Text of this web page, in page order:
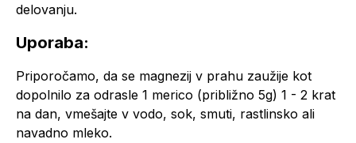
delovanju.
Uporaba:
Priporočamo, da se magnezij v prahu zaužije kot
dopolnilo za odrasle 1 merico (približno 5g) 1 - 2 krat
na dan, vmešajte v vodo, sok, smuti, rastlinsko ali
navadno mleko.